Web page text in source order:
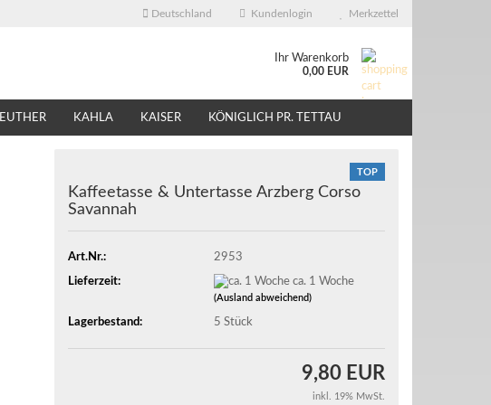
Deutschland Kundenlogin Merkzettel
Ihr Warenkorb
0,00 EUR
KAHLA KAISER KÖNIGLICH PR. TETTAU
TOP
Kaffeetasse & Untertasse Arzberg Corso
Savannah
Art.Nr.: 2953
Lieferzeit: ca. 1 Woche
(Ausland abweichend)
Lagerbestand: 5 Stück
9,80 EUR
inkl. 19% MwSt.